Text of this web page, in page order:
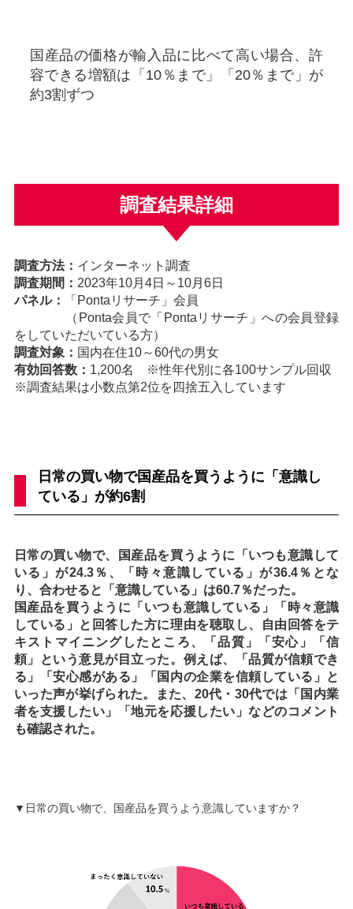
国産品の価格が輸入品に比べて高い場合、許
容できる増額は「10％まで」「20％まで」が
約3割ずつ
調査結果詳細
調査方法： インターネット調査
調査期間： 2023年10月4日～10月6日
パネル：
「Pontaリサーチ」会員
（Ponta会員で「Pontaリサーチ」への会員登録
をしていただいている方）
調査対象： 国内在住10～60代の男女
有効回答数： 1,200名 ※性年代別に各100サンプル回収
※調査結果は小数点第2位を四捨五入しています
日常の買い物で国産品を買うように「意識し
ている」が約6割
日常の買い物で、国産品を買うように「いつも意識して
いる」が24.3％、「時々意識している」が36.4％とな
り、合わせると「意識している」は60.7％だった。
国産品を買うように「いつも意識している」「時々意識
している」と回答した方に理由を聴取し、自由回答をテ
キストマイニングしたところ、「品質」「安心」「信
頼」という意見が目立った。例えば、「品質が信頼でき
る」「安心感がある」「国内の企業を信頼している」と
いった声が挙げられた。また、20代・30代では「国内業
者を支援したい」「地元を応援したい」などのコメント
も確認された。
▼日常の買い物で、国産品を買うよう意識していますか？